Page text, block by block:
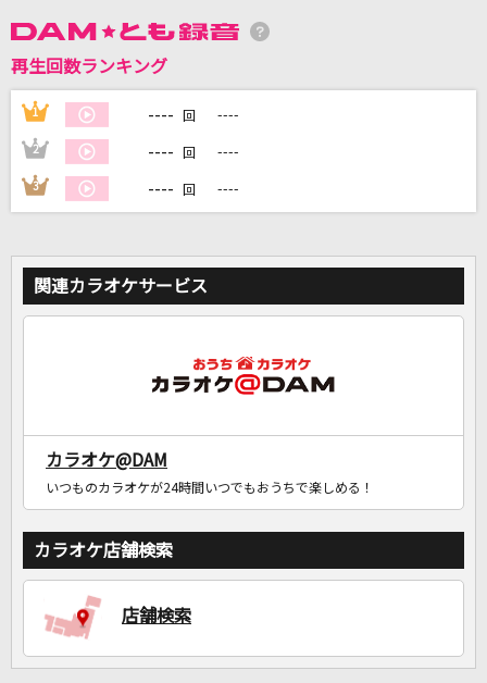
DAMに会員登録・ログインして
カラオケをもっと楽しもう！
自宅でカラオケ歌い放題！
再生回数ランキング
1 ---- 回 ----
2 ---- 回 ----
3 ---- 回 ----
関連カラオケサービス
カラオケ@DAM
いつものカラオケが24時間いつでもおうちで楽しめる！
カラオケ店舗検索
店舗検索